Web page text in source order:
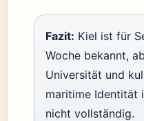
Fazit: Kiel ist für
Woche bekannt,
Universität und
maritime Identität
nicht vollständig.